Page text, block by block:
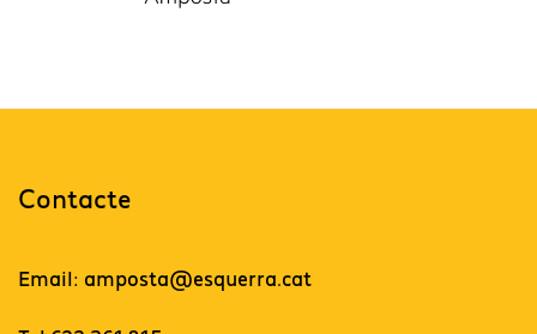
Contacte
Email: amposta@esquerra.cat